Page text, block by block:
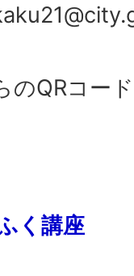
のQRコー
ふく講座